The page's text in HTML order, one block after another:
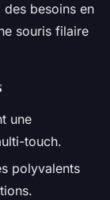
des besoins en
souris filaire
une
touch.
polyvalents